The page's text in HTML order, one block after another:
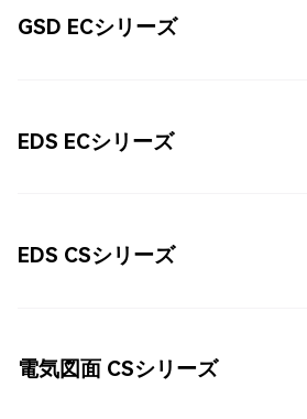
GSD ECシリーズ
EDS ECシリーズ
EDS CSシリーズ
電気図面 CSシリーズ